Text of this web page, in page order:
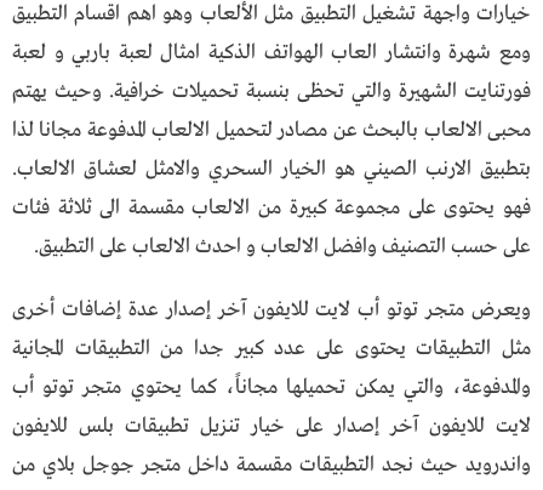
خيارات واجهة تشغيل التطبيق مثل الألعاب وهو اهم اقسام التطبيق
ومع شهرة وانتشار العاب الهواتف الذكية امثال لعبة باربي و لعبة
فورتنايت الشهيرة والتي تحظى بنسبة تحميلات خرافية. وحيث يهتم
محبى الالعاب بالبحث عن مصادر لتحميل الالعاب المدفوعة مجانا لذا
بتطبيق الارنب الصيني هو الخيار السحري والامثل لعشاق الالعاب.
فهو يحتوى على مجموعة كبيرة من الالعاب مقسمة الى ثلاثة فئات
على حسب التصنيف وافضل الالعاب و احدث الالعاب على التطبيق.
ويعرض متجر توتو أب لايت للايفون آخر إصدار عدة إضافات أخرى
مثل التطبيقات يحتوى على عدد كبير جدا من التطبيقات المجانية
والمدفوعة، والتي يمكن تحميلها مجاناً، كما يحتوي متجر توتو أب
لايت للايفون آخر إصدار على خيار تنزيل تطبيقات بلس للايفون
واندرويد حيث نجد التطبيقات مقسمة داخل متجر جوجل بلاي من